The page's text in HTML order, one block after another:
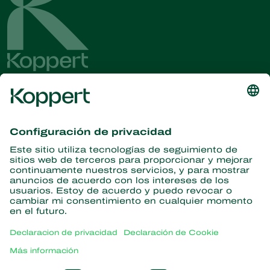
información
Suscríbase aquí
Partners with Nature
Avispas parasitoides
Acerca de Koppert